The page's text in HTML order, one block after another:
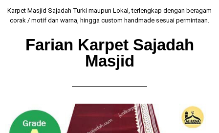
Karpet Masjid Sajadah Turki maupun Lokal, terlengkap dengan beragam
corak / motif dan warna, hingga custom handmade sesuai permintaan.
Farian Karpet Sajadah
Masjid